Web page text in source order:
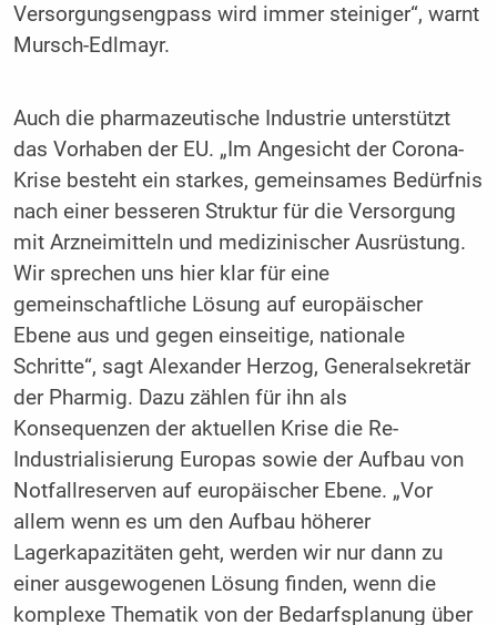
Versorgungsengpass wird immer steiniger“, warnt
Mursch-Edlmayr.
Auch die pharmazeutische Industrie unterstützt
das Vorhaben der EU. „Im Angesicht der Corona-
Krise besteht ein starkes, gemeinsames Bedürfnis
nach einer besseren Struktur für die Versorgung
mit Arzneimitteln und medizinischer Ausrüstung.
Wir sprechen uns hier klar für eine
gemeinschaftliche Lösung auf europäischer
Ebene aus und gegen einseitige, nationale
Schritte“, sagt Alexander Herzog, Generalsekretär
der Pharmig. Dazu zählen für ihn als
Konsequenzen der aktuellen Krise die Re-
Industrialisierung Europas sowie der Aufbau von
Notfallreserven auf europäischer Ebene. „Vor
allem wenn es um den Aufbau höherer
Lagerkapazitäten geht, werden wir nur dann zu
einer ausgewogenen Lösung finden, wenn die
komplexe Thematik von der Bedarfsplanung über